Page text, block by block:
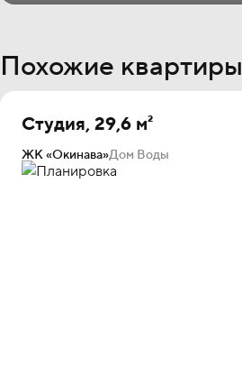
Похожие квартиры
Студия, 29,6 м²
ЖК «Окинава»Дом Воды